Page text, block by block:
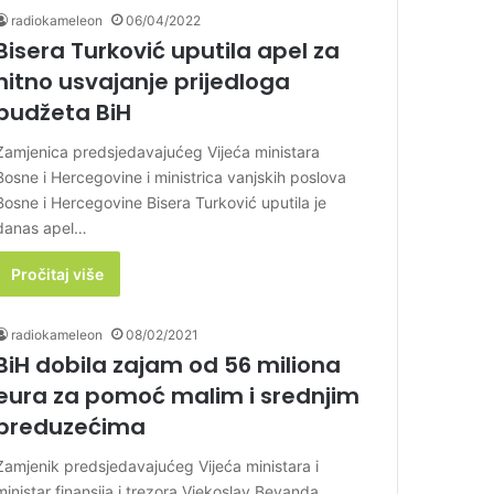
radiokameleon 06/04/2022
Turković uputila apel za
usvajanje prijedloga
BiH
predsjedavajućeg Vijeća ministara
i Hercegovine i ministrica vanjskih poslova
i Hercegovine Bisera Turković uputila je
apel…
Pročitaj više
radiokameleon 08/02/2021
dobila zajam od 56 miliona
za pomoć malim i srednjim
predsjedavajućeg Vijeća ministara i